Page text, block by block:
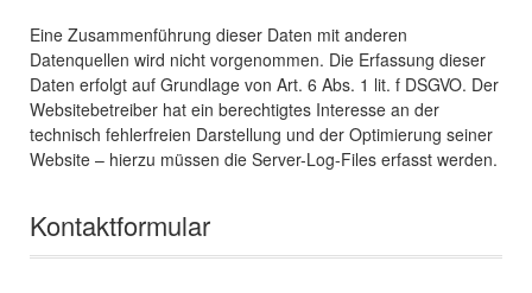
Eine Zusammenführung dieser Daten mit anderen
Datenquellen wird nicht vorgenommen. Die Erfassung dieser
Daten erfolgt auf Grundlage von Art. 6 Abs. 1 lit. f DSGVO. Der
Websitebetreiber hat ein berechtigtes Interesse an der
technisch fehlerfreien Darstellung und der Optimierung seiner
Website – hierzu müssen die Server-Log-Files erfasst werden.
Kontaktformular